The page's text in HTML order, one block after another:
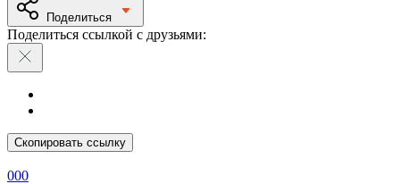
Поделиться
Поделиться ссылкой с друзьями:
Скопировать ссылку
000